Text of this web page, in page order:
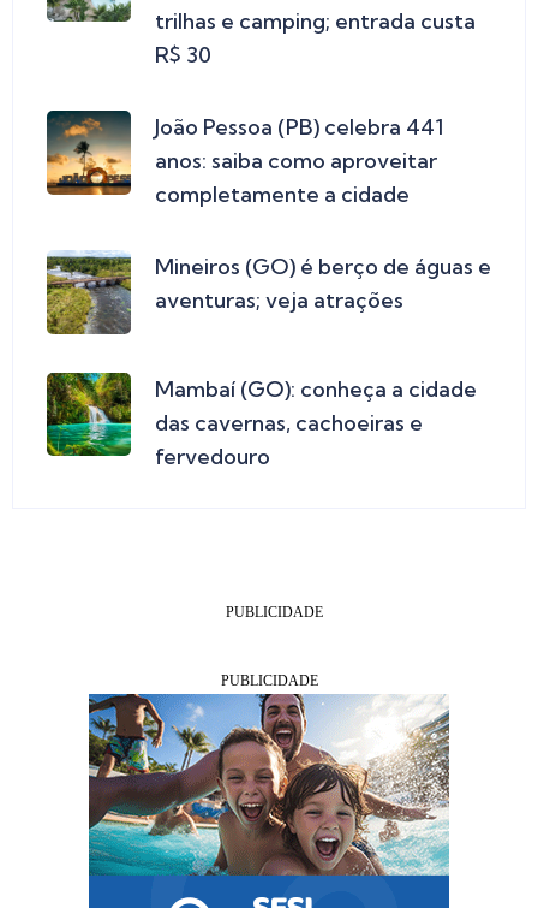
trilhas e camping; entrada custa
R$ 30
João Pessoa (PB) celebra 441
anos: saiba como aproveitar
completamente a cidade
Mineiros (GO) é berço de águas e
aventuras; veja atrações
Mambaí (GO): conheça a cidade
das cavernas, cachoeiras e
fervedouro